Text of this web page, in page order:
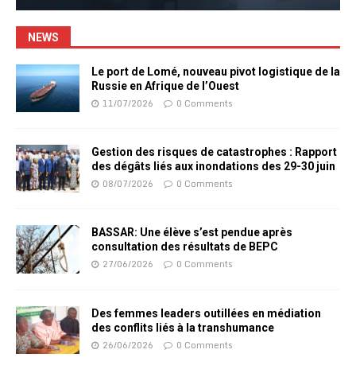
NEWS
Le port de Lomé, nouveau pivot logistique de la
Russie en Afrique de l’Ouest
11/07/2026 0 Comments
Gestion des risques de catastrophes : Rapport
des dégâts liés aux inondations des 29-30 juin
08/07/2026 0 Comments
BASSAR: Une élève s’est pendue après
consultation des résultats de BEPC
27/06/2026 0 Comments
Des femmes leaders outillées en médiation
des conflits liés à la transhumance
26/06/2026 0 Comments